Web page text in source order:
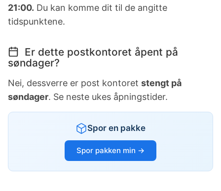
21:00. Du kan komme dit til de angitte
tidspunktene.
Er dette postkontoret åpent på
søndager?
Nei, dessverre er post kontoret stengt på
søndager. Se neste ukes åpningstider.
Spor en pakke
Spor pakken min →